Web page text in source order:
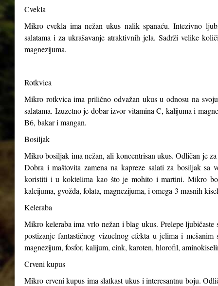
Cvekla
Mikro cvekla ima nežan ukus nalik spanaću. Intezivno
salatama i za ukrašavanje atraktivnih jela. Sadrži velike
magnezijuma.
Rotkvica
Mikro rotkvica ima prilično odvažan ukus u odnosu na
salatama. Izuzetno je dobar izvor vitamina C, kalijuma i
B6, bakar i mangan.
Bosiljak
Mikro bosiljak ima nežan, ali koncentrisan ukus. Odličan je
Dobra i maštovita zamena na kapreze salati za bosiljak
koristiti i u koktelima kao što je mohito i martini. Mikro
kalcijuma, gvožđa, folata, magnezijuma, i omega-3 masnih
Keleraba
Mikro keleraba ima vrlo nežan i blag ukus. Prelepe
postizanje fantastičnog vizuelnog efekta u jelima i
magnezijum, fosfor, kalijum, cink, karoten, hlorofil,
Crveni kupus
Mikro crveni kupus ima slatkast ukus i interesantnu boju.